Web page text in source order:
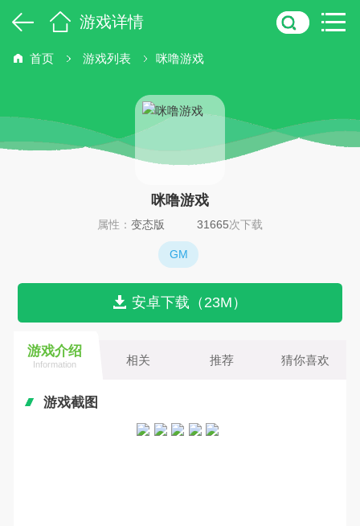
游戏详情
首页 游戏列表 咪噜游戏
咪噜游戏
属性： 变态版 31665次下载
GM
安卓下载（23M）
游戏介绍
Information 相关 推荐 猜你喜欢
游戏截图